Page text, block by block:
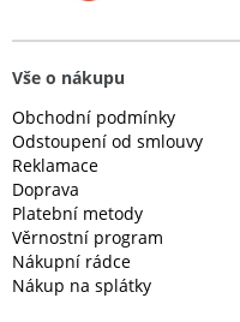
Vše o nákupu
Obchodní podmínky
Odstoupení od smlouvy
Reklamace
Doprava
Platební metody
Věrnostní program
Nákupní rádce
Nákup na splátky